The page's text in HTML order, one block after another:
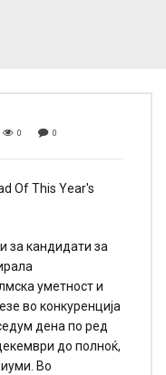
0 0
за кандидати за
уметност и
во конкуренција
дена по ред
до полноќ,
Во